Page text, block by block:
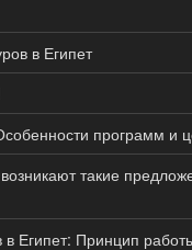
в Египет
программ и
такие
в Египет: Принцип